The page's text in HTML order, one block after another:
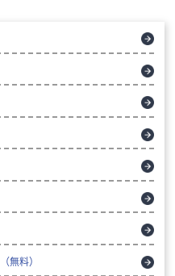
（無料）